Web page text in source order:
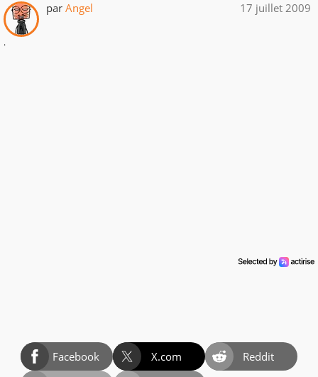
par Angel 17 juillet 2009
.
Facebook X.com
Reddit